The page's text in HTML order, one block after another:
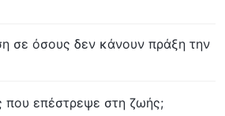
σε όσους δεν κάνουν πράξη την
που επέστρεψε στη ζωής;